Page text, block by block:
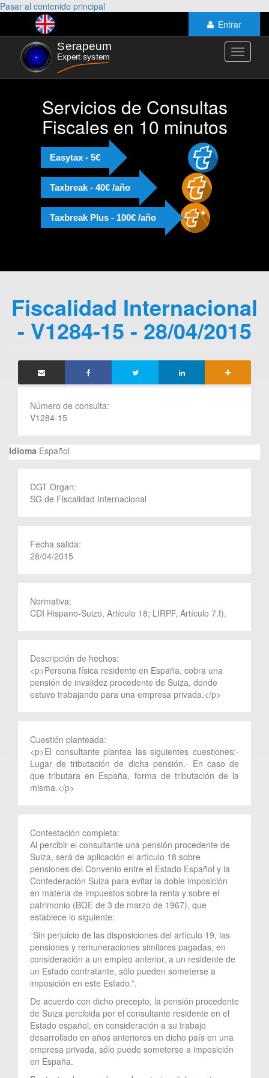
Pasar al contenido principal
Entrar
Toggle
Servicios de Consultas
Fiscales en 10 minutos
Easytax - 5€
Taxbreak - 40€ /año
Taxbreak Plus - 100€ /año
Fiscalidad Internacional
- V1284-15 - 28/04/2015
Número de consulta:
V1284-15
Idioma Español
DGT Organ:
SG de Fiscalidad Internacional
Fecha salida:
28/04/2015
Normativa:
CDI Hispano-Suizo, Artículo 18; LIRPF, Artículo 7.f).
Descripción de hechos:
<p>Persona física residente en España, cobra una
pensión de invalidez procedente de Suiza, donde
estuvo trabajando para una empresa privada.</p>
Cuestión planteada:
<p>El consultante plantea las siguientes cuestiones:-
Lugar de tributación de dicha pensión.- En caso de
que tributara en España, forma de tributación de la
misma.</p>
Contestación completa:
Al percibir el consultante una pensión procedente de
Suiza, será de aplicación el artículo 18 sobre
pensiones del Convenio entre el Estado Español y la
Confederación Suiza para evitar la doble imposición
en materia de impuestos sobre la renta y sobre el
patrimonio (BOE de 3 de marzo de 1967), que
establece lo siguiente:
“Sin perjuicio de las disposiciones del artículo 19, las
pensiones y remuneraciones similares pagadas, en
consideración a un empleo anterior, a un residente de
un Estado contratante, sólo pueden someterse a
imposición en este Estado.”.
De acuerdo con dicho precepto, la pensión procedente
de Suiza percibida por el consultante residente en el
Estado español, en consideración a su trabajo
desarrollado en años anteriores en dicho país en una
empresa privada, sólo puede someterse a imposición
en España.